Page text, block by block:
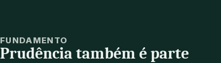
FUNDAMENTO
Prudência também é parte